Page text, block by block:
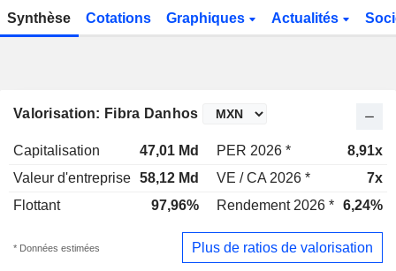
Synthèse Cotations Graphiques Actualités
Valorisation: Fibra Danhos
Capitalisation 47,01 Md PER 2026 *
8,91x
Valeur d'entreprise 58,12 Md VE / CA 2026 *
7x
Flottant
97,96% Rendement 2026 * 6,24%
* Données estimées Plus de ratios de valorisation